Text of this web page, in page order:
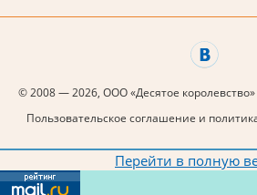
© 2008 — 2026, ООО «Десятое
Пользовательское соглашение и
Перейти в полную